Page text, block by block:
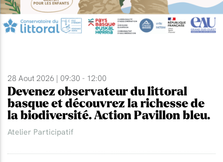
28 Aout 2026 | 09:30 - 12:00
Devenez observateur du littoral
basque et découvrez la richesse de
la biodiversité. Action Pavillon bleu.
Atelier Participatif